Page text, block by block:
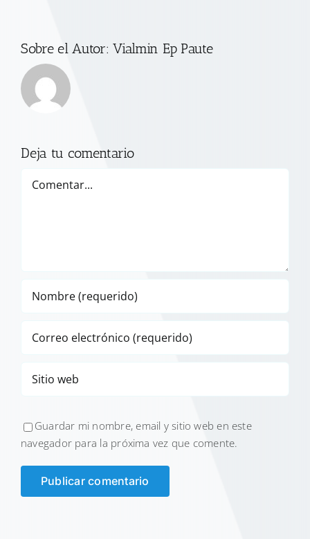
Sobre el Autor:Vialmin Ep Paute
Deja tu comentario
Guardar mi nombre, email y sitio web en este
navegador para la próxima vez que comente.